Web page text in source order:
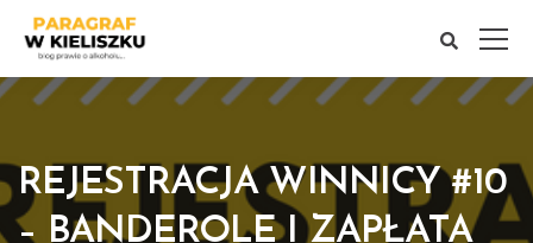
REJESTRACJA WINNICY #10
– BANDEROLE I ZAPŁATA